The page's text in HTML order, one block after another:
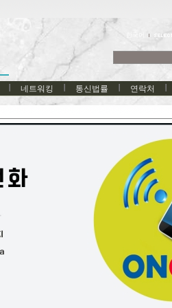
네트워킹 통신법률 연락처